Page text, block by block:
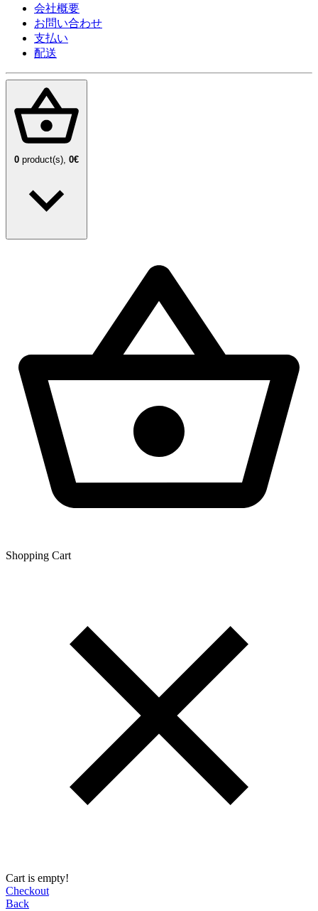
会社概要
お問い合わせ
支払い
配送
0 product(s), 0€
Shopping Сart
Cart is empty!
Checkout
Back